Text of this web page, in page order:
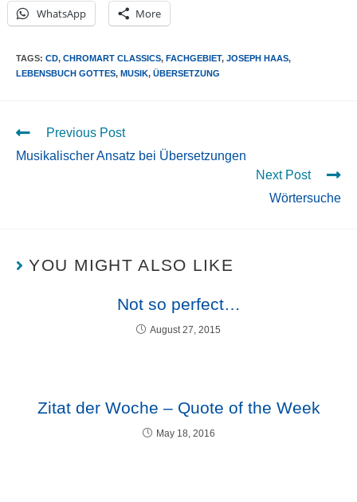
WhatsApp More
TAGS: CD, CHROMART CLASSICS, FACHGEBIET, JOSEPH HAAS,
LEBENSBUCH GOTTES, MUSIK, ÜBERSETZUNG
Previous Post
Musikalischer Ansatz bei Übersetzungen
Next Post
Wörtersuche
YOU MIGHT ALSO LIKE
Not so perfect…
August 27, 2015
Zitat der Woche – Quote of the Week
May 18, 2016